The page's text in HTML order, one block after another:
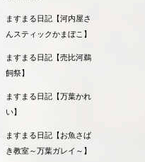
ますまる日記【河内屋さ
んスティックかまぼこ】
ますまる日記【売比河鵜
飼祭】
ますまる日記【万葉かれ
い】
ますまる日記【お魚さば
き教室～万葉ガレイ～】